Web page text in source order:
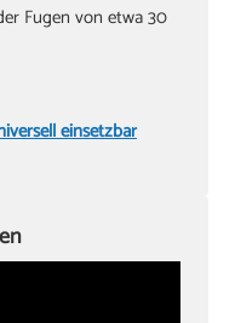
Fugen von etwa 30
einsetzbar